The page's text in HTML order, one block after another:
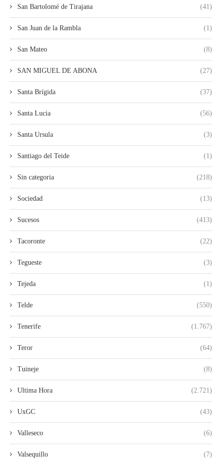
San Bartolomé de Tirajana (41)
San Juan de la Rambla (1)
San Mateo (8)
SAN MIGUEL DE ABONA (27)
Santa Brígida (37)
Santa Lucia (56)
Santa Ursula (3)
Santiago del Teide (1)
Sin categoria (218)
Sociedad (13)
Sucesos (413)
Tacoronte (22)
Tegueste (3)
Tejeda (1)
Telde (550)
Tenerife (1.767)
Teror (64)
Tuineje (8)
Ultima Hora (2.721)
UxGC (43)
Valleseco (6)
Valsequillo (7)